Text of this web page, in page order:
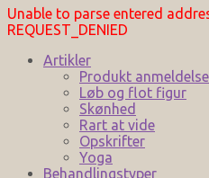
Unable to parse entered
REQUEST_DENIED
Artikler
Produkt
Løb og flot figur
Skønhed
Rart at vide
Opskrifter
Yoga
Behandlingstyper